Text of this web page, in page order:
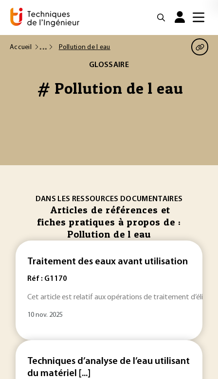
Accueil Pollution de l eau
GLOSSAIRE
# Pollution de l eau
DANS LES RESSOURCES DOCUMENTAIRES
Articles de références et
fiches pratiques à propos de :
Pollution de l eau
Traitement des eaux avant utilisation
Réf : G1170
Cet article est relatif aux opérations de traitement
10 nov. 2025
Techniques d’analyse de l’eau utilisant
du matériel [...]